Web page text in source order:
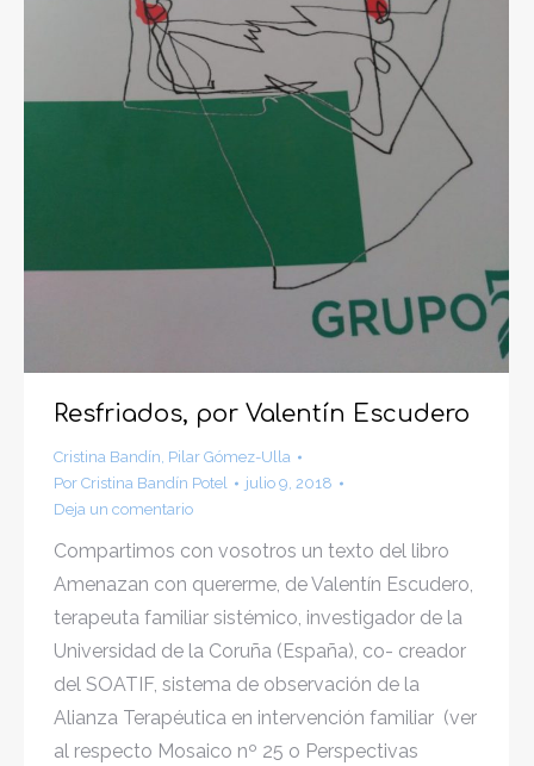
Resfriados, por Valentín Escudero
Cristina Bandín, Pilar Gómez-Ulla
Por Cristina Bandín Potel
julio 9, 2018
Deja un comentario
Compartimos con vosotros un texto del libro
Amenazan con quererme, de Valentín Escudero,
terapeuta familiar sistémico, investigador de la
Universidad de la Coruña (España), co- creador
del SOATIF, sistema de observación de la
Alianza Terapéutica en intervención familiar (ver
al respecto Mosaico nº 25 o Perspectivas